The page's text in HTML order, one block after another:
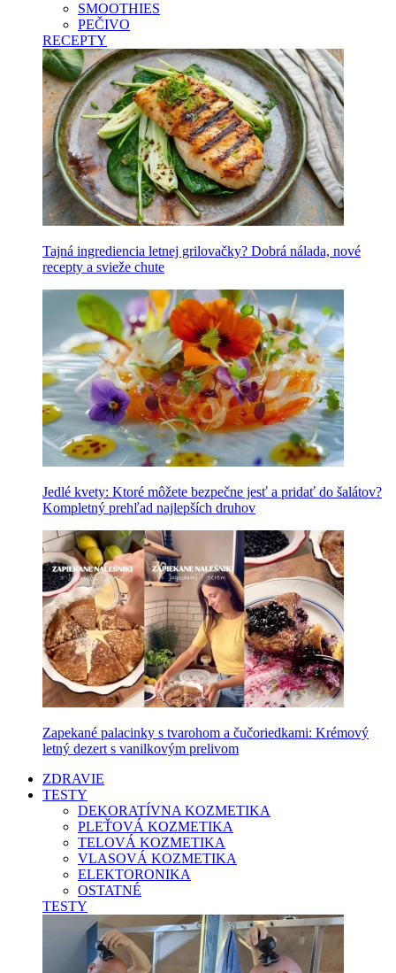
SMOOTHIES
PEČIVO
RECEPTY
Tajná ingrediencia letnej grilovačky? Dobrá nálada, nové
recepty a svieže chute
Jedlé kvety: Ktoré môžete bezpečne jesť a pridať do šalátov?
Kompletný prehľad najlepších druhov
Zapekané palacinky s tvarohom a čučoriedkami: Krémový
letný dezert s vanilkovým prelivom
ZDRAVIE
TESTY
DEKORATÍVNA KOZMETIKA
PLEŤOVÁ KOZMETIKA
TELOVÁ KOZMETIKA
VLASOVÁ KOZMETIKA
ELEKTORONIKA
OSTATNÉ
TESTY